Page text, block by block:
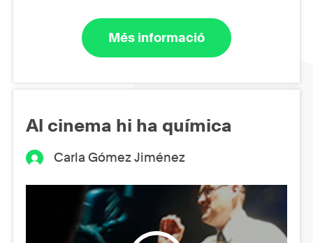
Més informació
Al cinema hi ha química
Carla Gómez Jiménez